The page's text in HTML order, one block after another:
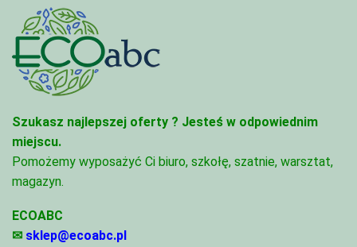
Szukasz najlepszej oferty ? Jesteś w odpowiednim
miejscu.
Pomożemy wyposażyć Ci biuro, szkołę, szatnie, warsztat,
magazyn.
ECOABC
✉ sklep@ecoabc.pl